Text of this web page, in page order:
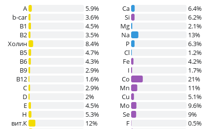
A
5.9%
b-car
3.6%
В1
4.5%
B2
3.5%
Холин
8.4%
B5
4.7%
B6
4.3%
B9
2.9%
B12
1.6%
C
2.9%
D
2%
E
4.5%
H
5.3%
вит.К
12%
Ca
6.4%
Si
6.2%
Mg
2.1%
Na
13%
P
6.3%
Cl
1.2%
Fe
4.2%
I
1.7%
Co
21%
Mn
11%
Cu
5.1%
Mo
9.6%
Se
9%
F
0.5%